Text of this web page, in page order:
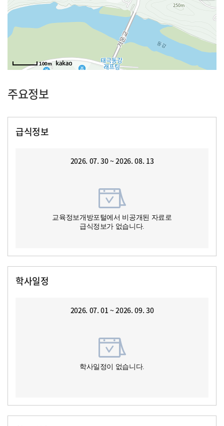
100m
주요정보
급식정보
2026. 07. 30 ~ 2026. 08. 13
교육정보개방포털에서 비공개된 자료로
급식정보가 없습니다.
학사일정
2026. 07. 01 ~ 2026. 09. 30
학사일정이 없습니다.